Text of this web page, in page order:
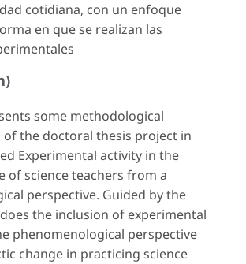
cotidiana, con un enfoque
en que se realizan las
some methodological
the doctoral thesis project in
Experimental activity in the
of science teachers from a
perspective. Guided by the
the inclusion of experimental
phenomenological perspective
change in practicing science